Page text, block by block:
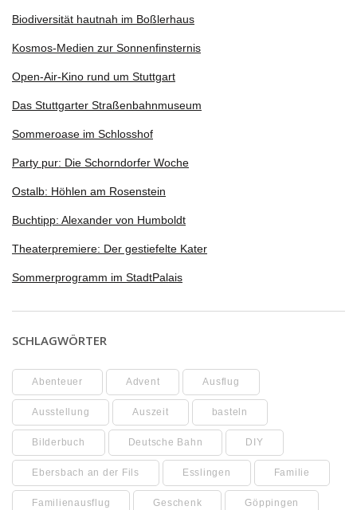
Biodiversität hautnah im Boßlerhaus
Kosmos-Medien zur Sonnenfinsternis
Open-Air-Kino rund um Stuttgart
Das Stuttgarter Straßenbahnmuseum
Sommeroase im Schlosshof
Party pur: Die Schorndorfer Woche
Ostalb: Höhlen am Rosenstein
Buchtipp: Alexander von Humboldt
Theaterpremiere: Der gestiefelte Kater
Sommerprogramm im StadtPalais
SCHLAGWÖRTER
Abenteuer Advent Ausflug
Ausstellung Auszeit basteln
Bilderbuch Deutsche Bahn DIY
Ebersbach an der Fils Esslingen Familie
Familienausflug Geschenk Göppingen